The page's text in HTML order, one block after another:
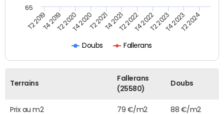
Doubs Fallerans
T2 2019T4 2019T2 2020T4 2020T2 2021T4 2021T2 2022T4 2022T2 2023T4 2023T2 2024
65
Terrains
Fallerans
(25580)
Doubs
Prix au m2 79 €/m2 88 €/m2